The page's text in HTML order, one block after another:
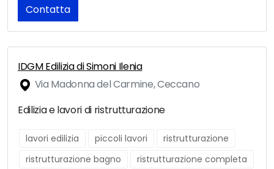
Contatta
IDGM Edilizia di Simoni Ilenia
Via Madonna del Carmine, Ceccano
Edilizia e lavori di ristrutturazione
lavori edilizia piccoli lavori
ristrutturazione
ristrutturazione bagno
ristrutturazione completa